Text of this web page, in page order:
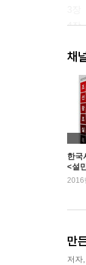
4장
6장
7장
8장
9장
10장
작
사
《
채
한국
<설
새로
2016
만
저자